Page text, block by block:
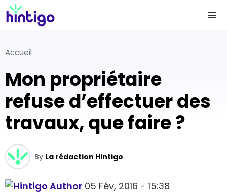
Accueil
Mon propriétaire
refuse d’effectuer des
travaux, que faire ?
By La rédaction Hintigo
05 Fév, 2016 - 15:38